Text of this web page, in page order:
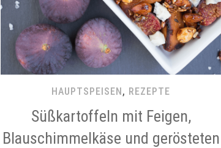
HAUPTSPEISEN, REZEPTE
Süßkartoffeln mit Feigen,
Blauschimmelkäse und gerösteten